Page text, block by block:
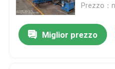
fornace
Prezzo：
Miglior prezzo